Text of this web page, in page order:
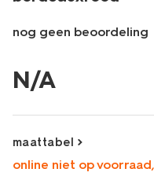
nog geen beoordeling
be/dames-
heren/dameskleding/
jeans/damesbroek-
dawn-
regular-
N/A
maattabel
online niet op